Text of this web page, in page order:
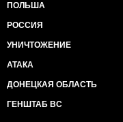
ПОЛЬША
РОССИЯ
УНИЧТОЖЕНИЕ
АТАКА
ДОНЕЦКАЯ ОБЛАСТЬ
ГЕНШТАБ ВС